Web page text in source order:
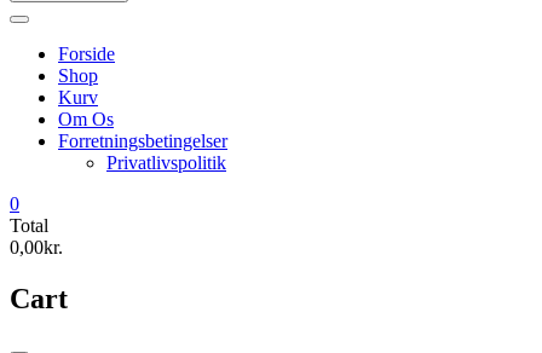
Forside
Shop
Kurv
Om Os
Forretningsbetingelser
Privatlivspolitik
0
Total
0,00kr.
Cart